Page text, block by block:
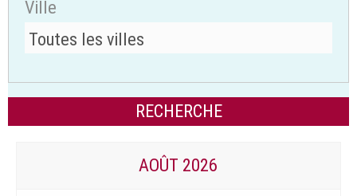
Ville
AOÛT 2026